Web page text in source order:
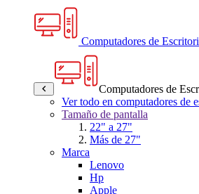
Computadores de
Computadores de
Ver todo en computadores de
Tamaño de pantalla
22" a 27"
Más de 27"
Marca
Lenovo
Hp
Apple